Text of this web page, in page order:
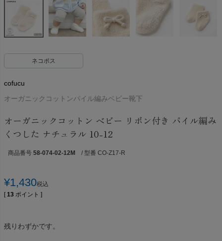
ネコポス
cofucu
オーガニックコットンパイル編みベビー靴下
オーガニックコットン ベビー リボン付き パイル編み
くつした ナチュラル 10-12
商品番号 58-074-02-12M / 型番 CO-Z17-R
¥1,430税込
[ 13 ポイント ]
残りわずかです。